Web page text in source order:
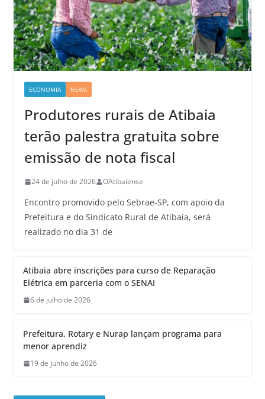
ECONOMIA NEWS
Produtores rurais de Atibaia
terão palestra gratuita sobre
emissão de nota fiscal
24 de julho de 2026 OAtibaiense
Encontro promovido pelo Sebrae-SP, com apoio da
Prefeitura e do Sindicato Rural de Atibaia, será
realizado no dia 31 de
Atibaia abre inscrições para curso de Reparação
Elétrica em parceria com o SENAI
6 de julho de 2026
Prefeitura, Rotary e Nurap lançam programa para
menor aprendiz
19 de junho de 2026